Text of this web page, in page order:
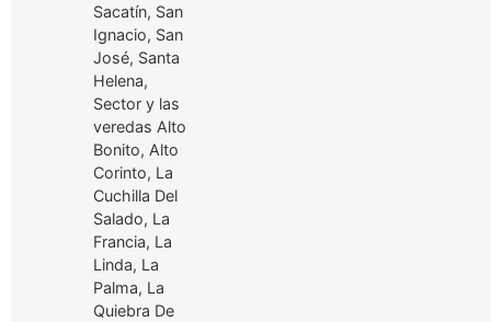
Sacatín, San
Ignacio, San
José, Santa
Helena,
Sector y las
veredas Alto
Bonito, Alto
Corinto, La
Cuchilla Del
Salado, La
Francia, La
Linda, La
Palma, La
Quiebra De